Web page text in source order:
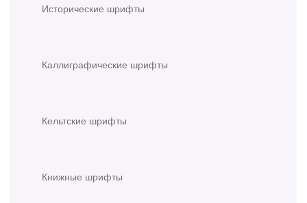
Исторические шрифты
Каллиграфические шрифты
Кельтские шрифты
Книжные шрифты